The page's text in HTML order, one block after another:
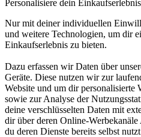
Personalisiere dein Einkaufserlebnis
Nur mit deiner individuellen
und weitere Technologien, um dir
Einkaufserlebnis zu bieten.
Dazu erfassen wir Daten über
Geräte. Diese nutzen wir zur
Website und um dir personalisierte
sowie zur Analyse der
deine verschlüsselten Daten mit
dir über deren Online-
du deren Dienste bereits selbst